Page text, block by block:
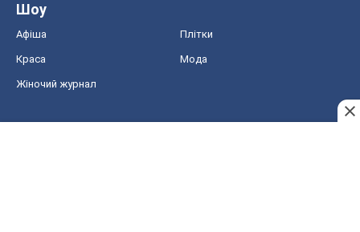
Шоу
Афіша Плітки
Краса Мода
Жіночий журнал